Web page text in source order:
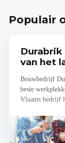
Populair
van het
Bouwbedrijf
beste
Vlaams bedrijf